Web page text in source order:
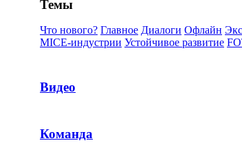
Темы
Что нового? Главное Диалоги Офлайн
MICE-индустрии Устойчивое развитие
Видео
Команда